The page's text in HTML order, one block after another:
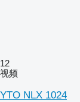
12
视频
YTO NLX 1024